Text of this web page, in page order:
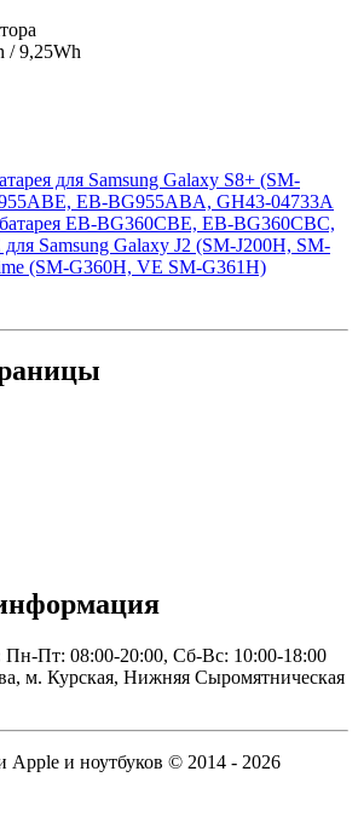
/ 9,25Wh
для Samsung Galaxy S8+ (SM-
EB-BG955ABA, GH43-04733A
EB-BG360CBE, EB-BG360CBC,
Samsung Galaxy J2 (SM-J200H, SM-
(SM-G360H, VE SM-G361H)
Пн-Пт: 08:00-20:00, Сб-Вс: 10:00-18:00
м. Курская, Нижняя Сыромятническая
Apple и ноутбуков © 2014 - 2026